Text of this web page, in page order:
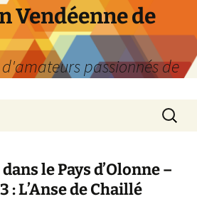
Vendéenne de
passionnés de
le Pays d’Olonne –
: L’Anse de Chaillé